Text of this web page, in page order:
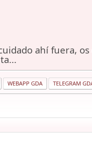
ahí fuera,
WEBAPP GDA TELEGRAM